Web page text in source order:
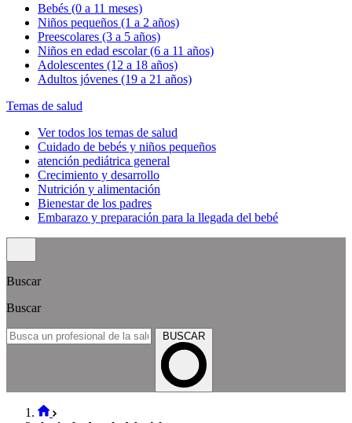
Bebés (0 a 11 meses)
Niños pequeños (1 a 2 años)
Preescolares (3 a 5 años)
Niños en edad escolar (6 a 11 años)
Adolescentes (12 a 18 años)
Adultos jóvenes (19 a 21 años)
Temas de salud
Ver todos los temas de salud
Cuidado de bebés y niños pequeños
atención pediátrica general
Crecimiento y desarrollo
Nutrición y alimentación
Bienestar de los padres
Embarazo y preparación para la llegada del bebé
Buscar
Buscar
BUSCAR